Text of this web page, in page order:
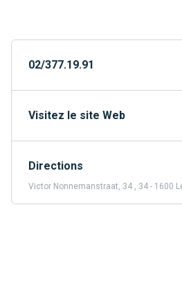
02/377.19.91
Visitez le site Web
Directions
Victor Nonnemanstraat, 34 , 34 - 1600